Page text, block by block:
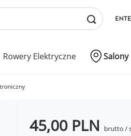
Rowery Elektryczne Salony
45,00 PLN brutto /